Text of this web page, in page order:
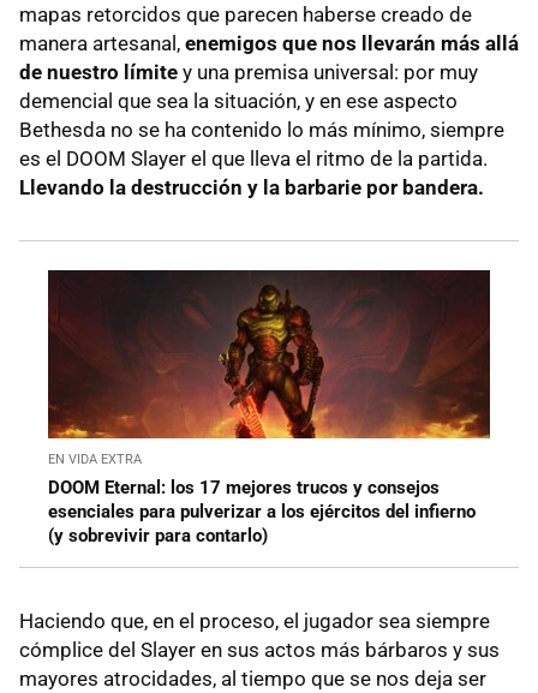
mapas retorcidos que parecen haberse creado de
manera artesanal, enemigos que nos llevarán más allá
de nuestro límite y una premisa universal: por muy
demencial que sea la situación, y en ese aspecto
Bethesda no se ha contenido lo más mínimo, siempre
es el DOOM Slayer el que lleva el ritmo de la partida.
Llevando la destrucción y la barbarie por bandera.
EN VIDA EXTRA
DOOM Eternal: los 17 mejores trucos y consejos
esenciales para pulverizar a los ejércitos del infierno
(y sobrevivir para contarlo)
Haciendo que, en el proceso, el jugador sea siempre
cómplice del Slayer en sus actos más bárbaros y sus
mayores atrocidades, al tiempo que se nos deja ser